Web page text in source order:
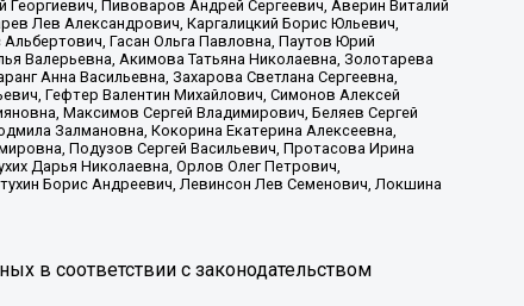
Георгиевич, Пивоваров Андрей Сергеевич, Аверин Виталий
Лев Александрович, Каргалицкий Борис Юльевич,
Гасан Ольга Павловна, Паутов Юрий
Валерьевна, Акимова Татьяна Николаевна, Золотарева
Анна Васильевна, Захарова Светлана Сергеевна,
Гефтер Валентин Михайлович, Симонов Алексей
Максимов Сергей Владимирович, Беляев Сергей
Залмановна, Кокорина Екатерина Алексеевна,
Подузов Сергей Васильевич, Протасова Ирина
Дарья Николаевна, Орлов Олег Петрович,
Борис Андреевич, Левинсон Лев Семенович, Локшина
в соответствии с законодательством